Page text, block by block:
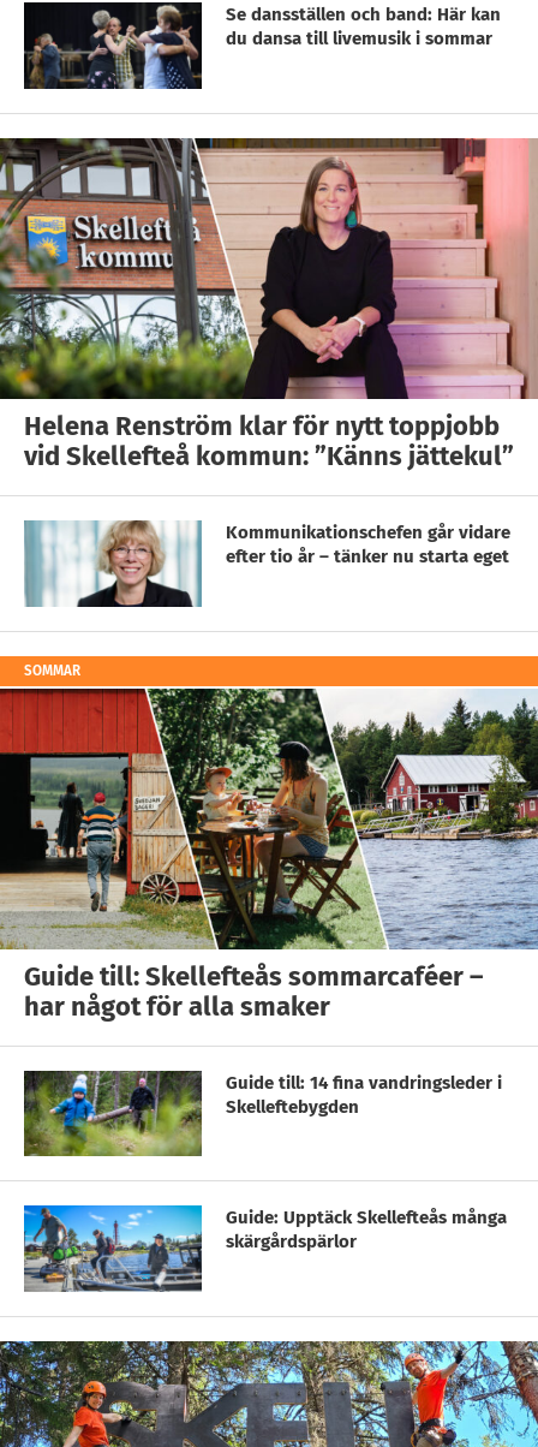
Se dansställen och band: Här kan
du dansa till livemusik i sommar
Helena Renström klar för nytt toppjobb
vid Skellefteå kommun: ”Känns jättekul”
Kommunikationschefen går vidare
efter tio år – tänker nu starta eget
SOMMAR
Guide till: Skellefteås sommarcaféer –
har något för alla smaker
Guide till: 14 fina vandringsleder i
Skelleftebygden
Guide: Upptäck Skellefteås många
skärgårdspärlor